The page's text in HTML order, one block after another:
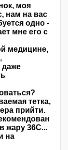
моя
нам на вас
одно -
мне его с
медицине,
даже
тетка,
прийти.
жару 36С...
на